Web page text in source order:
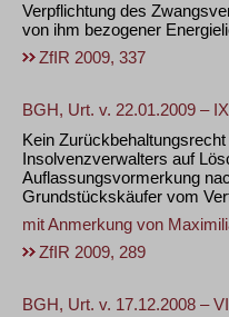
Verpflichtung des
von ihm bezogener
ZfIR 2009, 337
BGH, Urt. v. 22.01.2009 –
Kein
Insolvenzverwalters auf
Auflassungsvormerkung
Grundstückskäufer vom
mit Anmerkung von
ZfIR 2009, 289
BGH, Urt. v. 17.12.2008 –